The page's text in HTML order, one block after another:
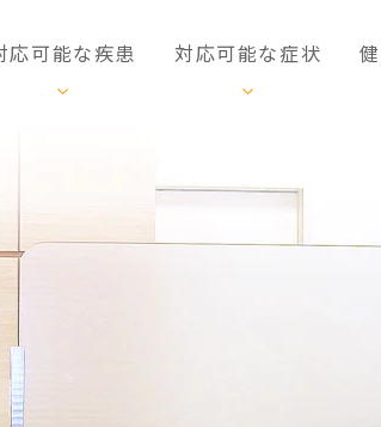
応可能な疾患 対応可能な症状